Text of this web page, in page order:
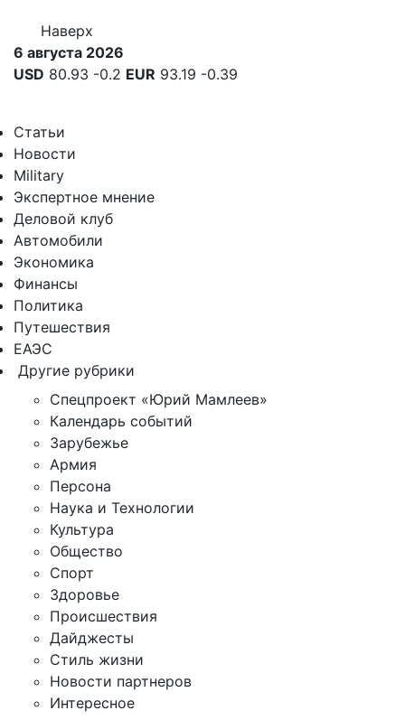
Наверх
6 августа 2026
USD 80.93 -0.2 EUR 93.19 -0.39
Статьи
Новости
Military
Экспертное мнение
Деловой клуб
Автомобили
Экономика
Финансы
Политика
Путешествия
ЕАЭС
Другие рубрики
Спецпроект «Юрий Мамлеев»
Календарь событий
Зарубежье
Армия
Персона
Наука и Технологии
Культура
Общество
Спорт
Здоровье
Происшествия
Дайджесты
Стиль жизни
Новости партнеров
Интересное